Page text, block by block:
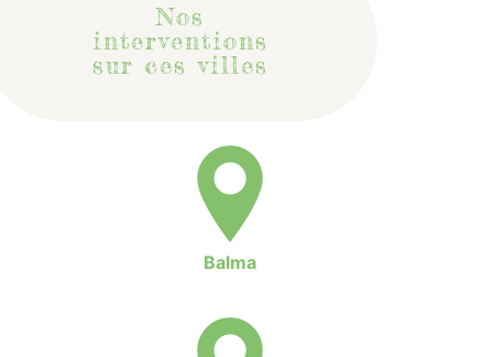
Nos
interventions
sur ces villes
Balma